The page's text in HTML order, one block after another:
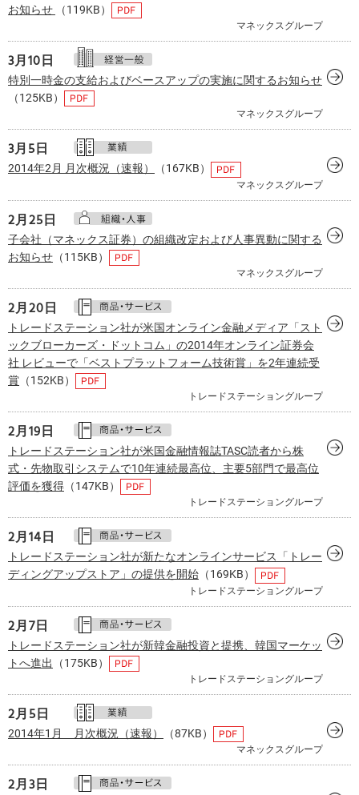
お知らせ （119KB）
マネックスグループ
3月10日
特別一時金の支給およびベースアップの実施に関するお知らせ
（125KB）
マネックスグループ
3月 5日
2014年2月 月次概況（速報） （167KB）
マネックスグループ
2月25日
子会社（マネックス証券）の組織改定および人事異動に関する
お知らせ （115KB）
マネックスグループ
2月20日
トレードステーション社が米国オンライン金融メディア「スト
ックブローカーズ・ドットコム」の2014年オンライン証券会
社 レビューで「ベストプラットフォーム技術賞」を2年連続受
賞 （152KB）
トレードステーショングループ
2月19日
トレードステーション社が米国金融情報誌TASC読者から株
式・先物取引システムで10年連続最高位、主要5部門で最高位
評価を獲得 （147KB）
トレードステーショングループ
2月14日
トレードステーション社が新たなオンラインサービス「トレー
ディングアップストア」の提供を開始 （169KB）
トレードステーショングループ
2月7日
トレードステーション社が新韓金融投資と提携、韓国マーケッ
トへ進出
（175KB）
トレードステーショングループ
2月 5日
2014年1月 月次概況（速報） （87KB）
マネックスグループ
2月3日